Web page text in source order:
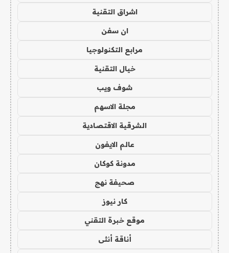
اشراق التقنية
ان سفن
مرابع التكنولوجيا
خيال التقنية
شوف ويب
مجلة الاسهم
الشرقية الاقتصادية
عالم الايفون
مدونة كوكان
صحيفة نهج
كار نيوز
موقع خبرة التقني
أناقة أنثى